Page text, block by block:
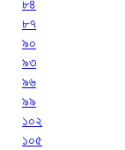
৮৪
৮৭
৯০
৯৩
৯৬
৯৯
১০২
১০৫